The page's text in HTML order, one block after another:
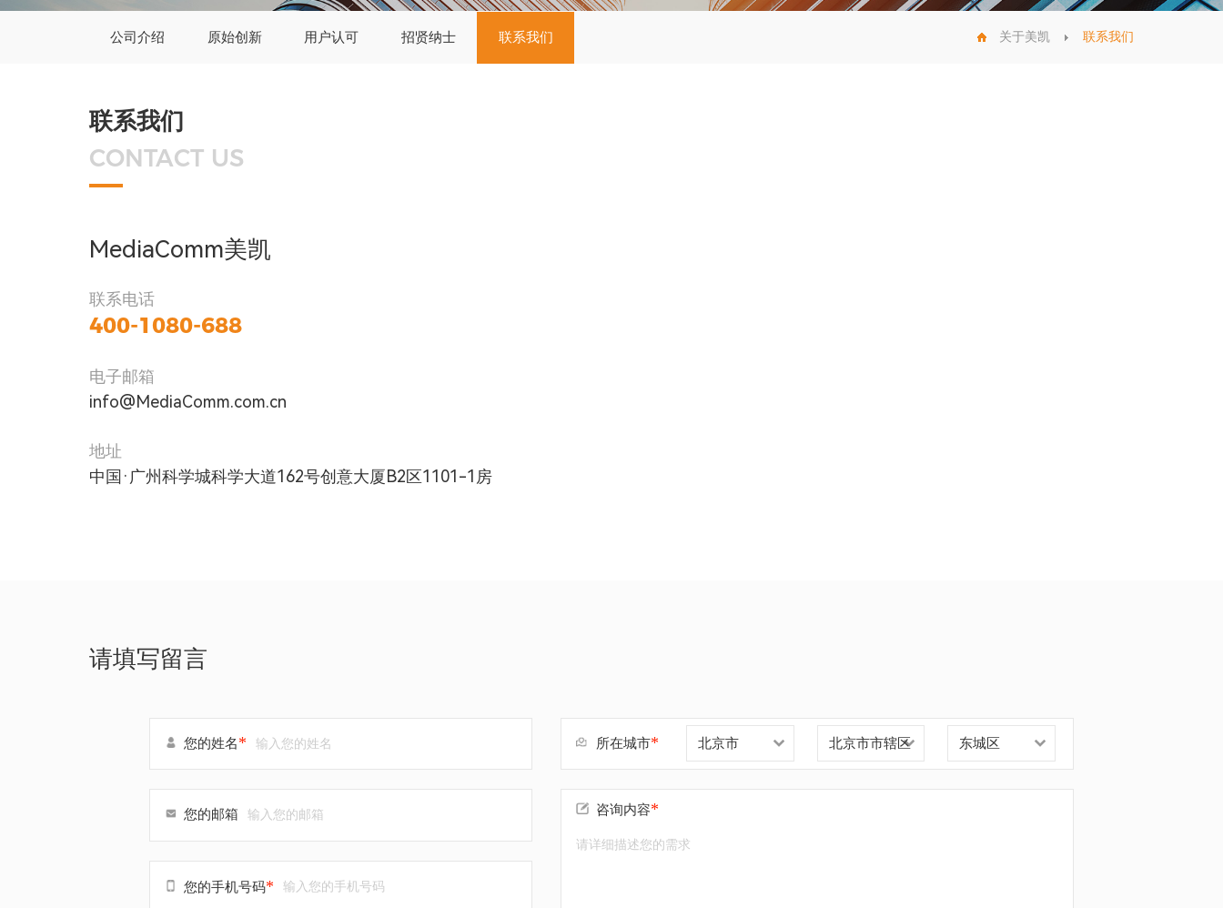
公司介绍 原始创新 用户认可 招贤纳士 联系我们 关于美凯 联系我们
联系我们
CONTACT US
MediaComm美凯
联系电话
400-1080-688
电子邮箱
info@MediaComm.com.cn
地址
中国·广州科学城科学大道162号创意大厦B2区1101-1房
请填写留言
您的姓名*
您的邮箱
您的手机号码*
所在城市*
咨询内容*